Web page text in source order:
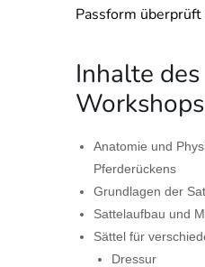
Passform
Inhalte des
Workshops
Anatomie und
Pferderückens
Grundlagen der
Sattelaufbau und
Sättel für
Dressur